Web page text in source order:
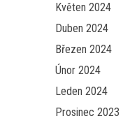
Květen 2024
Duben 2024
Březen 2024
Únor 2024
Leden 2024
Prosinec 2023